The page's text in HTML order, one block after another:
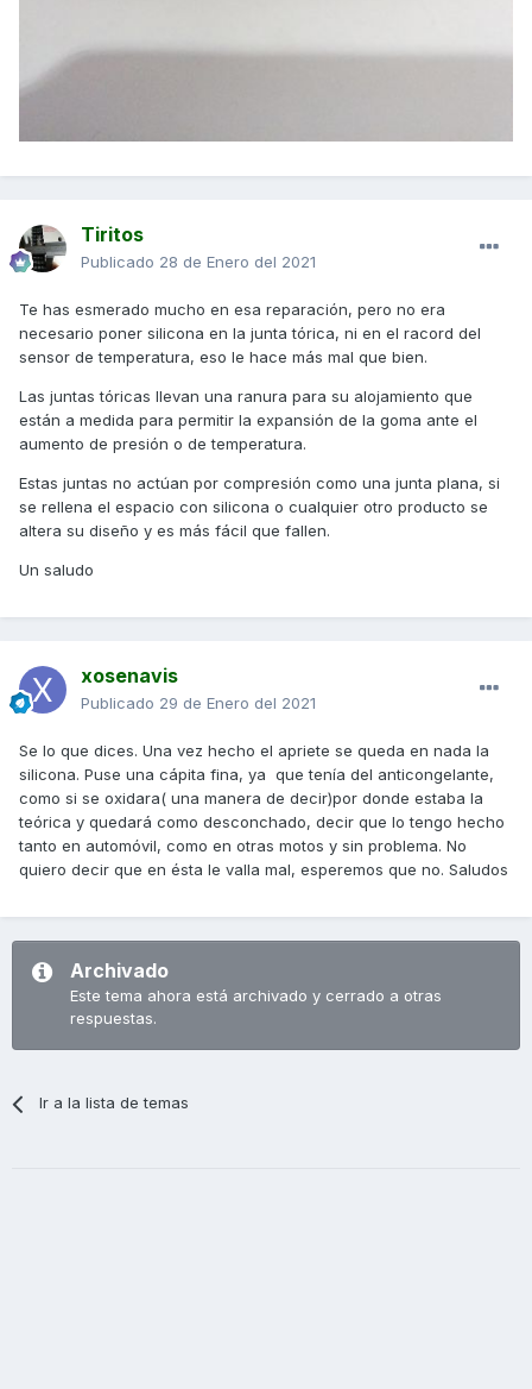
Tiritos
Publicado 28 de Enero del 2021
Te has esmerado mucho en esa reparación, pero no era
necesario poner silicona en la junta tórica, ni en el racord del
sensor de temperatura, eso le hace más mal que bien.
Las juntas tóricas llevan una ranura para su alojamiento que
están a medida para permitir la expansión de la goma ante el
aumento de presión o de temperatura.
Estas juntas no actúan por compresión como una junta plana, si
se rellena el espacio con silicona o cualquier otro producto se
altera su diseño y es más fácil que fallen.
Un saludo
xosenavis
Publicado 29 de Enero del 2021
Se lo que dices. Una vez hecho el apriete se queda en nada la
silicona. Puse una cápita fina, ya que tenía del anticongelante,
como si se oxidara( una manera de decir)por donde estaba la
teórica y quedará como desconchado, decir que lo tengo hecho
tanto en automóvil, como en otras motos y sin problema. No
quiero decir que en ésta le valla mal, esperemos que no. Saludos
Archivado
Este tema ahora está archivado y cerrado a otras
respuestas.
Ir a la lista de temas